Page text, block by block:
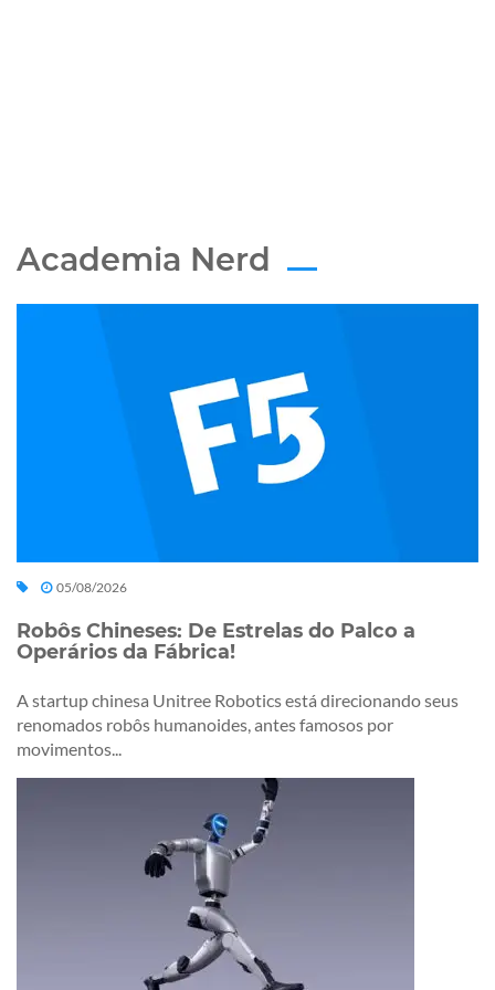
Academia Nerd
05/08/2026
Robôs Chineses: De Estrelas do Palco a
Operários da Fábrica!
A startup chinesa Unitree Robotics está direcionando seus
renomados robôs humanoides, antes famosos por
movimentos...